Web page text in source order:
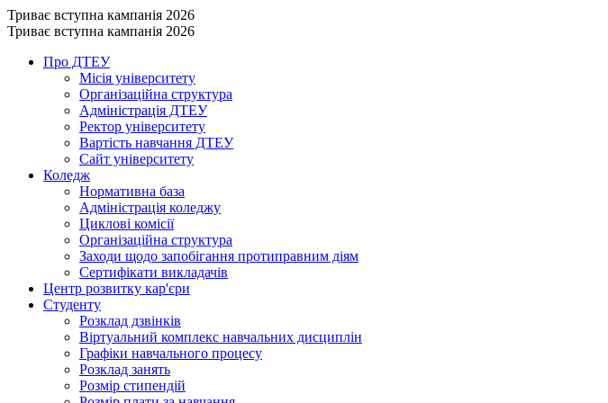
Триває вступна кампанія 2026
Триває вступна кампанія 2026
Про ДТЕУ
Місія університету
Організаційна структура
Адміністрація ДТЕУ
Ректор університету
Вартість навчання ДТЕУ
Сайт університету
Коледж
Нормативна база
Адміністрація коледжу
Циклові комісії
Організаційна структура
Заходи щодо запобігання протиправним діям
Сертифікати викладачів
Центр розвитку кар'єри
Студенту
Розклад дзвінків
Віртуальний комплекс навчальних дисциплін
Графіки навчального процесу
Розклад занять
Розмір стипендій